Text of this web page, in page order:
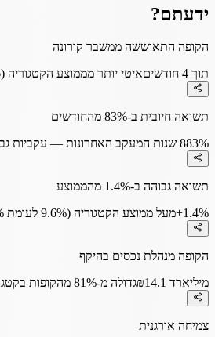
ידעתם?
הקופה התאוששה ממשבר קורונה
תוך 4 חודשים
איטי יותר מממוצע הקטגוריה (3.6 חודשים)
תשואה חיובית ב-83% מהחודשים
83%8 שנות המעקב האחרונות — עקביות גבוהה
תשואה גבוהה ב-1.4% מהממוצע
+1.4%מעל ממוצע הקטגוריה (9.6% לעומת 8.2%)
הקופה מנהלת נכסים בהיקף
₪14.1 מיליארד
גדולה מ-81% מהקופות בקטגוריה
צמיחה אורגנית